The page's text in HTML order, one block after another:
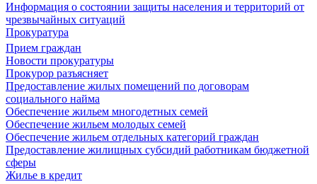
Информация о состоянии защиты населения и территорий от
чрезвычайных ситуаций
Прокуратура
Прием граждан
Новости прокуратуры
Прокурор разъясняет
Предоставление жилых помещений по договорам
социального найма
Обеспечение жильем многодетных семей
Обеспечение жильем молодых семей
Обеспечение жильем отдельных категорий граждан
Предоставление жилищных субсидий работникам бюджетной
сферы
Жилье в кредит